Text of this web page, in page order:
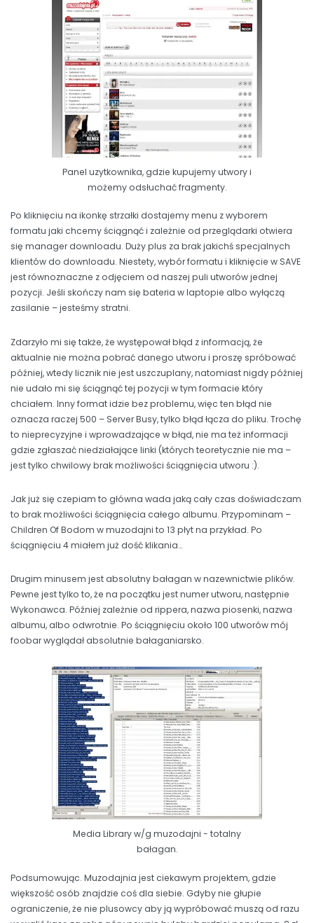
Panel uzytkownika, gdzie kupujemy utwory i
możemy odsłuchać fragmenty.
Po kliknięciu na ikonkę strzałki dostajemy menu z wyborem
formatu jaki chcemy ściągnąć i zależnie od przeglądarki otwiera
się manager downloadu. Duży plus za brak jakichś specjalnych
klientów do downloadu. Niestety, wybór formatu i kliknięcie w SAVE
jest równoznaczne z odjęciem od naszej puli utworów jednej
pozycji. Jeśli skończy nam się bateria w laptopie albo wyłączą
zasilanie – jesteśmy stratni.
Zdarzyło mi się także, że występował błąd z informacją, że
aktualnie nie można pobrać danego utworu i proszę spróbować
później, wtedy licznik nie jest uszczuplany, natomiast nigdy później
nie udało mi się ściągnąć tej pozycji w tym formacie który
chciałem. Inny format idzie bez problemu, więc ten błąd nie
oznacza raczej 500 – Server Busy, tylko błąd łącza do pliku. Trochę
to nieprecyzyjne i wprowadzające w błąd, nie ma też informacji
gdzie zgłaszać niedziałające linki (których teoretycznie nie ma –
jest tylko chwilowy brak możliwości ściągnięcia utworu :).
Jak już się czepiam to główna wada jaką cały czas doświadczam
to brak możliwości ściągnięcia całego albumu. Przypominam –
Children Of Bodom w muzodajni to 13 płyt na przykład. Po
ściągnięciu 4 miałem już dość klikania…
Drugim minusem jest absolutny bałagan w nazewnictwie plików.
Pewne jest tylko to, że na początku jest numer utworu, następnie
Wykonawca. Później zależnie od rippera, nazwa piosenki, nazwa
albumu, albo odwrotnie. Po ściągnięciu około 100 utworów mój
foobar wyglądał absolutnie bałaganiarsko.
Media Library w/g muzodajni - totalny
bałagan.
Podsumowując. Muzodajnia jest ciekawym projektem, gdzie
większość osób znajdzie coś dla siebie. Gdyby nie głupie
ograniczenie, że nie plusowcy aby ją wypróbować muszą od razu